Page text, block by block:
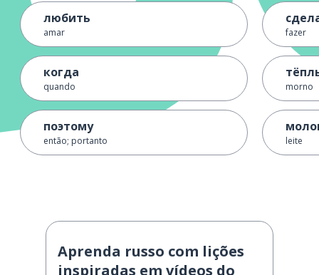
любить
amar
когда
quando
поэтому
então; portanto
fazer
morno
leite
Aprenda russo com lições
inspiradas em vídeos do